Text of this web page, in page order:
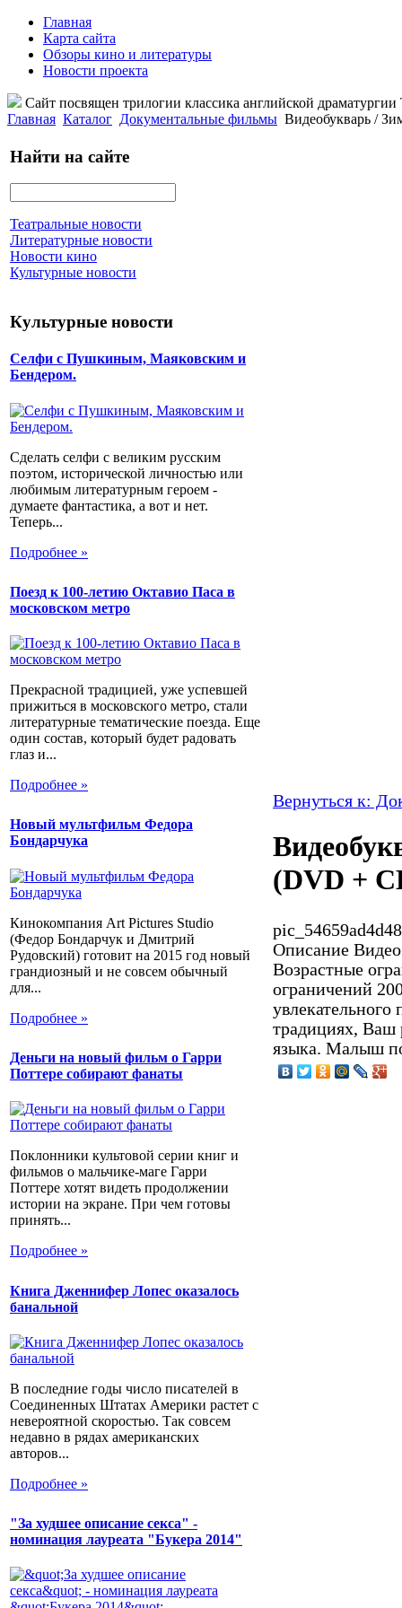
Главная
Карта сайта
Обзоры кино и литературы
Новости проекта
Сайт посвящен трилогии классика английской
Главная Каталог Документальные фильмы Видеобукварь /
Найти на сайте
Театральные новости
Литературные новости
Новости кино
Культурные новости
Культурные новости
Селфи с Пушкиным, Маяковским и
Бендером.
Сделать селфи с великим русским
поэтом, исторической личностью или
любимым литературным героем -
думаете фантастика, а вот и нет.
Теперь...
Подробнее »
Поезд к 100-летию Октавио Паса в
московском метро
Прекрасной традицией, уже успевшей
прижиться в московского метро, стали
литературные тематические поезда. Еще
один состав, который будет радовать
глаз и...
Подробнее »
Новый мультфильм Федора
Бондарчука
Кинокомпания Art Pictures Studio
(Федор Бондарчук и Дмитрий
Рудовский) готовит на 2015 год новый
грандиозный и не совсем обычный
для...
Подробнее »
Деньги на новый фильм о Гарри
Поттере собирают фанаты
Поклонники культовой серии книг и
фильмов о мальчике-маге Гарри
Поттере хотят видеть продолжении
истории на экране. При чем готовы
принять...
Подробнее »
Книга Дженнифер Лопес оказалось
банальной
В последние годы число писателей в
Соединенных Штатах Америки растет с
невероятной скоростью. Так совсем
недавно в рядах американских
авторов...
Подробнее »
"За худшее описание секса" -
номинация лауреата "Букера 2014"
Вернуться к:
(DVD +
Описание
Возрастные
ограничений
традициях, Ваш
языка. Малыш